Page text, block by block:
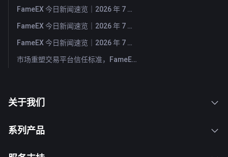
FameEX 今日新闻速览｜2026 年 7 月 31 日
FameEX 今日新闻速览｜2026 年 7 月 30 日
FameEX 今日新闻速览｜2026 年 7 月 29 日
市场重塑交易平台信任标准，FameEX 以八年稳健运营持续服务全球用户
关于我们
系列产品